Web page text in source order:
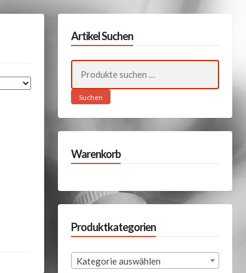
Artikel Suchen
nach:
Suchen
Warenkorb
Produktkategorien
Kategorie auswählen